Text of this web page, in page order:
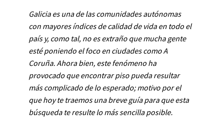
Galicia es una de las comunidades autónomas
con mayores índices de calidad de vida en todo el
país y, como tal, no es extraño que mucha gente
esté poniendo el foco en ciudades como A
Coruña. Ahora bien, este fenómeno ha
provocado que encontrar piso pueda resultar
más complicado de lo esperado; motivo por el
que hoy te traemos una breve guía para que esta
búsqueda te resulte lo más sencilla posible.